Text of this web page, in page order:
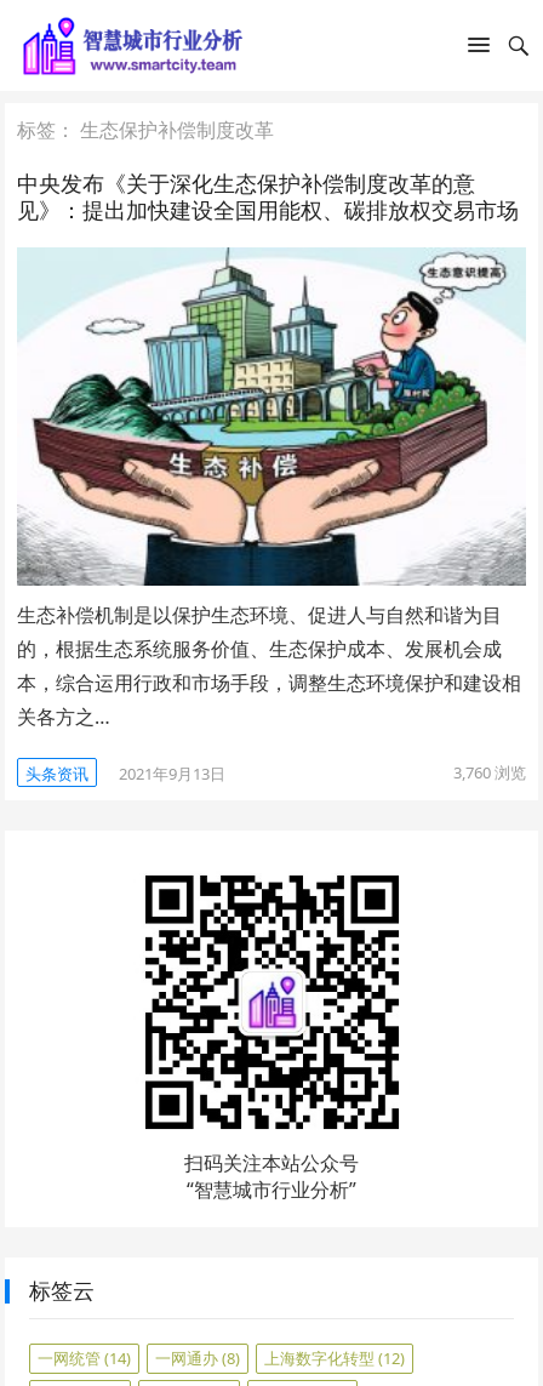
标签：生态保护补偿制度改革
中央发布《关于深化生态保护补偿制度改革的意
见》：提出加快建设全国用能权、碳排放权交易市场
生态补偿机制是以保护生态环境、促进人与自然和谐为目
的，根据生态系统服务价值、生态保护成本、发展机会成
本，综合运用行政和市场手段，调整生态环境保护和建设相
关各方之…
头条资讯 2021年9月13日 3,760浏览
扫码关注本站公众号
“智慧城市行业分析”
标签云
一网统管(14) 一网通办(8) 上海数字化转型 (12)